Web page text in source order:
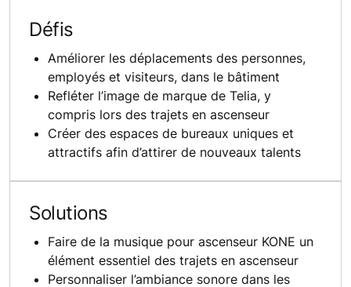
Défis
Améliorer les déplacements des personnes,
employés et visiteurs, dans le bâtiment
Refléter l’image de marque de Telia, y
compris lors des trajets en ascenseur
Créer des espaces de bureaux uniques et
attractifs afin d’attirer de nouveaux talents
Solutions
Faire de la musique pour ascenseur KONE un
élément essentiel des trajets en ascenseur
Personnaliser l’ambiance sonore dans les